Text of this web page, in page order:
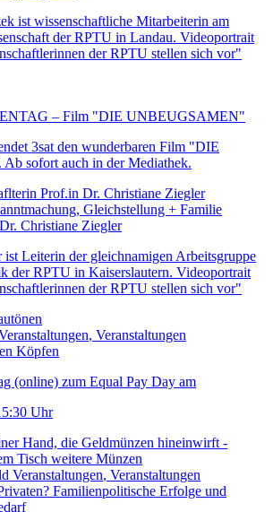
ist wissenschaftliche Mitarbeiterin am
der RPTU in Landau. Videoportrait
der RPTU stellen sich vor"
– Film "DIE UNBEUGSAMEN"
3sat den wunderbaren Film "DIE
sofort auch in der Mediathek.
, Gleichstellung + Familie
Christiane Ziegler
Leiterin der gleichnamigen Arbeitsgruppe
der RPTU in Kaiserslautern. Videoportrait
der RPTU stellen sich vor"
, Veranstaltungen
Köpfen
(online) zum Equal Pay Day am
Uhr
Veranstaltungen, Veranstaltungen
Familienpolitische Erfolge und